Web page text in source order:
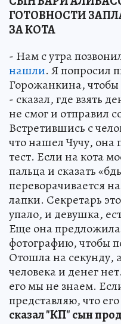
ГОТОВНОСТИ
ЗА КОТА
- Нам с утра
нашли. Я попросил
Горожанкина, чтобы
- сказал, где взять
не смог и отправил
Встретившись с
что нашел Чучу, она
тест. Если на кота
пальца и сказать
переворачивается
лапки. Секретарь
упало, и девушка,
Еще она
фотографию, чтобы
Отошла на секунду,
человека и денег
его мы не знаем.
представляю, что
сказал "КП" сын